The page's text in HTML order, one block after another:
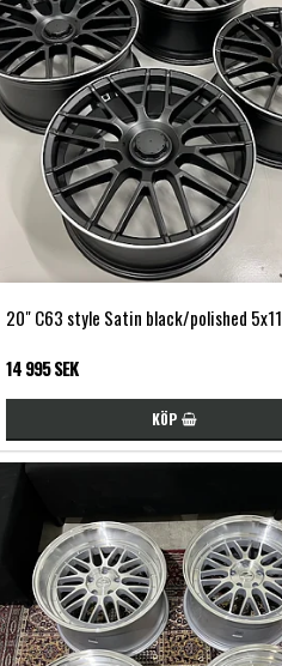
20" C63 style Satin black/polished
14 995 SEK
KÖP